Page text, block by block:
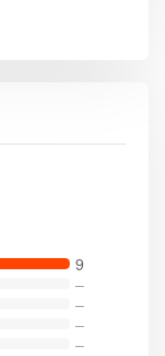
9
–
–
–
–